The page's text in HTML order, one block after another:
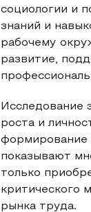
социологии и
знаний и
рабочему
развитие,
Исследование
роста и
формирование
показывают
только
критического
рынка труда.